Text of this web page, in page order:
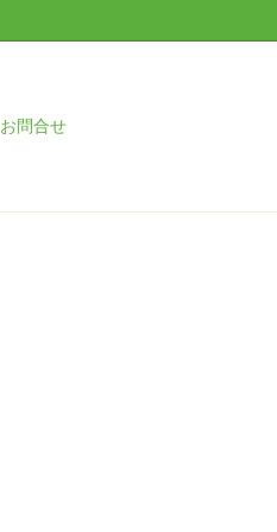
お問合せ